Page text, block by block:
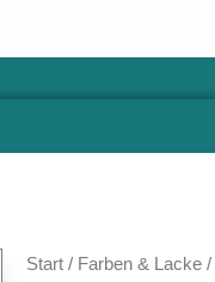
Start / Farben & Lacke /